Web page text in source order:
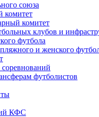
союза
комитет
комитет
клубов и
футбола
и женского
футболистов
КФС